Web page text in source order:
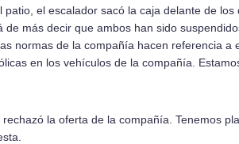
el escalador sacó la caja delante de los
de más decir que ambos han sido
normas de la compañí­­a hacen referencia a
en los vehí­­culos de la compañí­­a.
la oferta de la compañí­­a. Tenemos